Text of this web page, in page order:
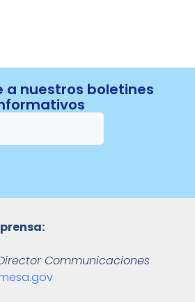
a nuestros boletines
Communicaciones